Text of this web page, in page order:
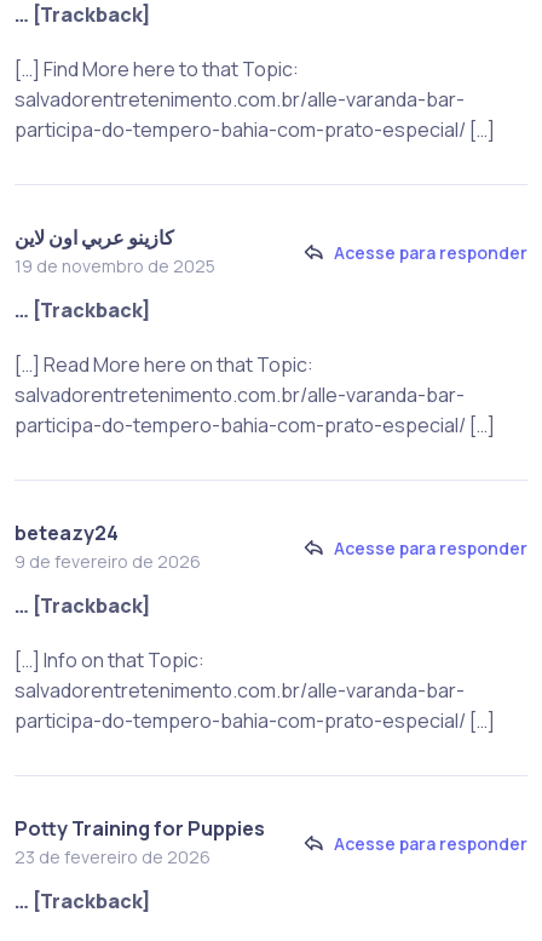
… [Trackback]
[…] Find More here to that Topic:
salvadorentretenimento.com.br/alle-varanda-bar-
participa-do-tempero-bahia-com-prato-especial/ […]
كازينو عربي اون لاين
19 de novembro de 2025
Acesse para responder
… [Trackback]
[…] Read More here on that Topic:
salvadorentretenimento.com.br/alle-varanda-bar-
participa-do-tempero-bahia-com-prato-especial/ […]
beteazy24
9 de fevereiro de 2026
Acesse para responder
… [Trackback]
[…] Info on that Topic:
salvadorentretenimento.com.br/alle-varanda-bar-
participa-do-tempero-bahia-com-prato-especial/ […]
Potty Training for Puppies
23 de fevereiro de 2026
Acesse para responder
… [Trackback]